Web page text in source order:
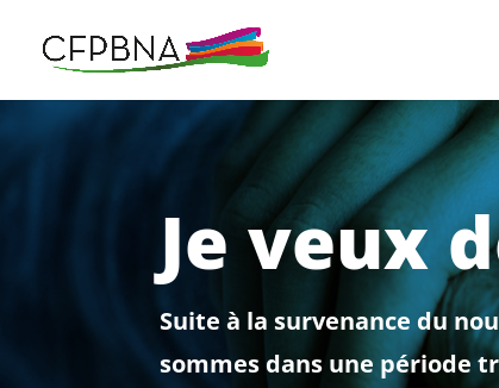
Je veux
Suite à la survenance du
sommes dans une période